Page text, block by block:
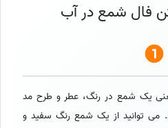
فال شمع در آب
یک شمع در رنگ، عطر و طرح مد
می توانید از یک شمع رنگ سفید و